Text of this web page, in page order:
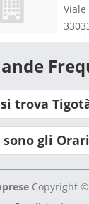
Viale
trova
gli
Copyright